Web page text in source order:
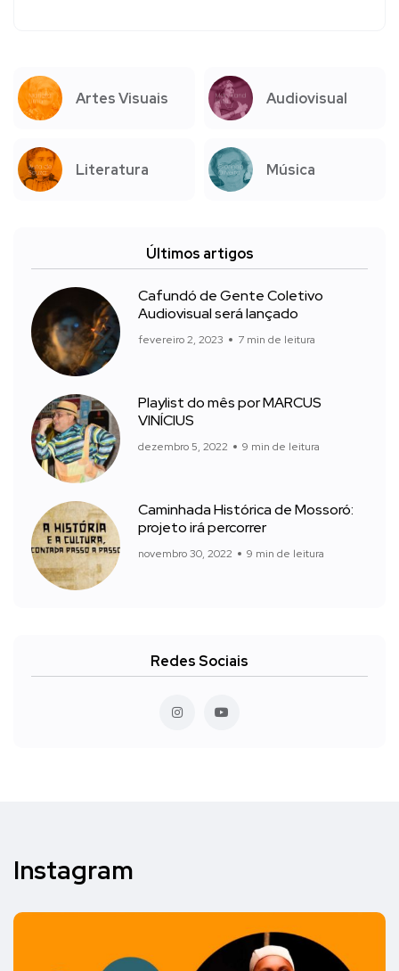
Artes Visuais Audiovisual
Literatura Música
Últimos artigos
Cafundó de Gente Coletivo
Audiovisual será lançado
fevereiro 2, 2023 7 min de leitura
Playlist do mês por MARCUS
VINÍCIUS
dezembro 5, 2022 9 min de leitura
Caminhada Histórica de Mossoró:
projeto irá percorrer
novembro 30, 2022 9 min de leitura
Redes Sociais
Instagram